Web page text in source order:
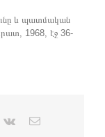
և պատմական
1968, էջ 36-
Vk Email